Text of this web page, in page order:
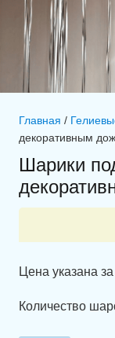
Главная /
декоративным
Шарики
Цена указана
Количество